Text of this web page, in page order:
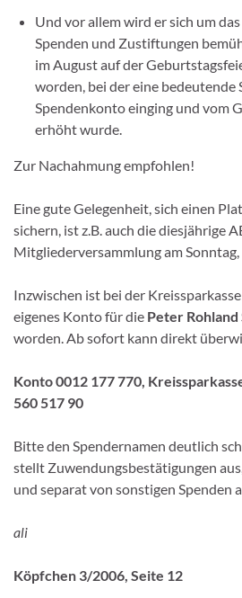
Und vor allem wird er sich um
Spenden und Zustiftungen
im August auf der
worden, bei der eine bedeutende
Spendenkonto einging und vom
erhöht wurde.
Zur Nachahmung empfohlen!
Eine gute Gelegenheit, sich einen
sichern, ist z.B. auch die diesjährige
Mitgliederversammlung am
Inzwischen ist bei der
eigenes Konto für die Peter
worden. Ab sofort kann direkt
Konto 0012 177 770,
560 517 90
Bitte den Spendernamen deutlich
stellt Zuwendungsbestätigungen
und separat von sonstigen Spenden
ali
Köpfchen 3/2006, Seite 12